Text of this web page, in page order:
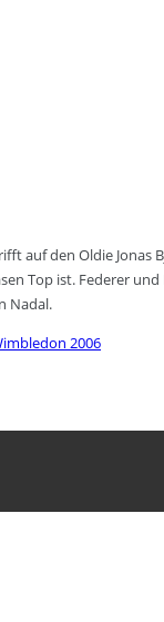
den Oldie
Top ist. Federer
Nadal.
2006